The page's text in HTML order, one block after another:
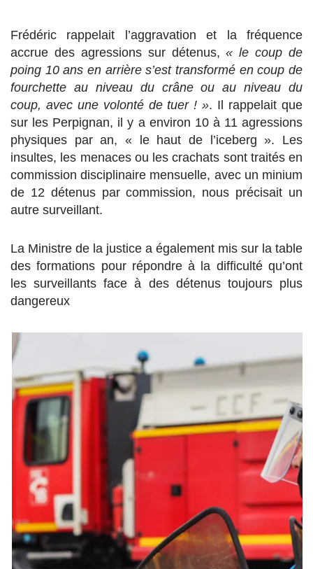
Frédéric rappelait l’aggravation et la fréquence
accrue des agressions sur détenus,« le coup de
poing 10 ans en arrière s’est transformé en coup de
fourchette au niveau du crâne ou au niveau du
coup, avec une volonté de tuer ! ». Il rappelait que
sur les Perpignan, il y a environ 10 à 11 agressions
physiques par an, « le haut de l’iceberg ». Les
insultes, les menaces ou les crachats sont traités en
commission disciplinaire mensuelle, avec un minium
de 12 détenus par commission, nous précisait un
autre surveillant.
La Ministre de la justice a également mis sur la table
des formations pour répondre à la difficulté qu’ont
les surveillants face à des détenus toujours plus
dangereux